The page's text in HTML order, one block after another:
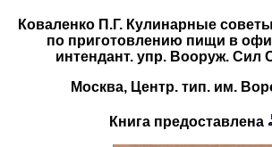
Коваленко П.Г. Кулинарные
по приготовлению пищи в
интендант. упр. Вооруж. Сил
Москва, Центр. тип. им.
Книга предоставлена